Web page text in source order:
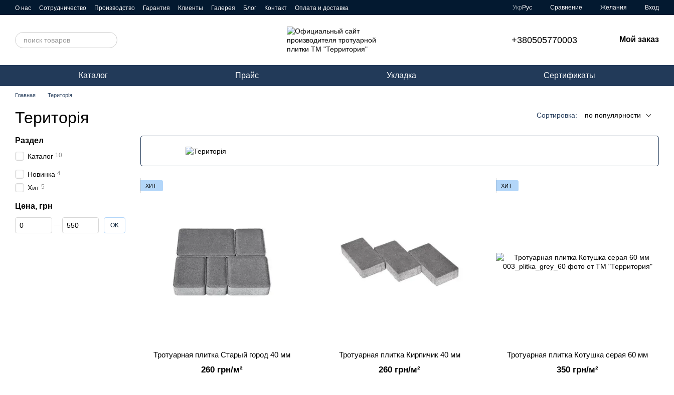
Перейти к основному контенту
О нас Сотрудничество Производство Гарантия Клиенты Галерея Блог Контакт Оплата и доставка Укр Рус Сравнение Желания Вход
+380505770003 Мой заказ
Каталог Прайс Укладка Сертификаты
Главная Територія
Територія Сортировка: по популярности
ХИТ
Тротуарная плитка Старый город 40 мм
260 грн/м²
Тротуарная плитка Кирпичик 40 мм
260 грн/м²
ХИТ
Тротуарная плитка Котушка серая 60 мм
350 грн/м²
Раздел
Каталог 10
Новинка 4
Хит 5
Цена, грн
От Цена, грн
До Цена, грн OK